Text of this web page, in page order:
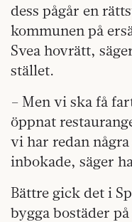
dess pågår en
kommunen på
Svea hovrätt,
stället.
– Men vi ska få
öppnat
vi har redan
inbokade, säger
Bättre gick det i
bygga bostäder